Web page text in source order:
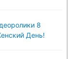
8
День!